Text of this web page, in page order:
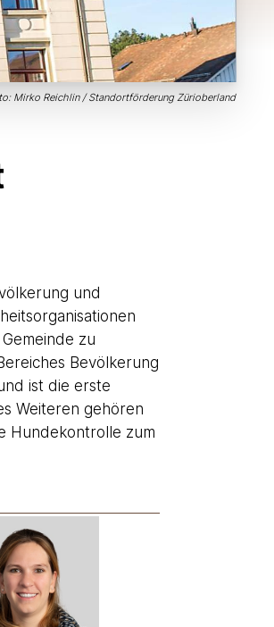
Mirko Reichlin / Standortförderung Zürioberland
und
zu
Bevölkerung
ist die erste
Weiteren gehören
Hundekontrolle zum